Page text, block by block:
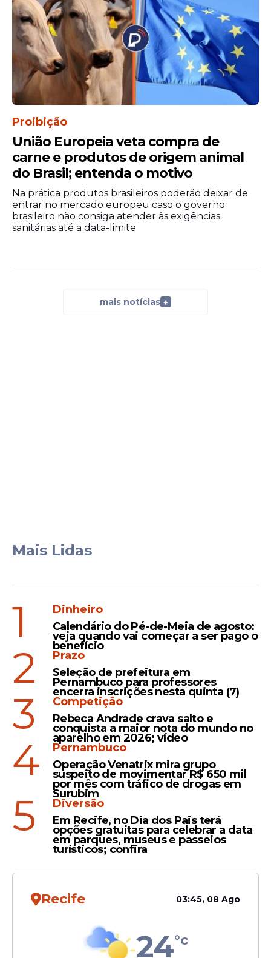
Proibição
União Europeia veta compra de
carne e produtos de origem animal
do Brasil; entenda o motivo
Na prática produtos brasileiros poderão deixar de
entrar no mercado europeu caso o governo
brasileiro não consiga atender às exigências
sanitárias até a data-limite
mais notícias +
Mais Lidas
1
Dinheiro
Calendário do Pé-de-Meia de agosto:
veja quando vai começar a ser pago o
benefício
2
Prazo
Seleção de prefeitura em
Pernambuco para professores
encerra inscrições nesta quinta (7)
3
Competição
Rebeca Andrade crava salto e
conquista a maior nota do mundo no
aparelho em 2026; vídeo
4
Pernambuco
Operação Venatrix mira grupo
suspeito de movimentar R$ 650 mil
por mês com tráfico de drogas em
Surubim
5
Diversão
Em Recife, no Dia dos Pais terá
opções gratuitas para celebrar a data
em parques, museus e passeios
turísticos; confira
Recife 03:45, 08 Ago
24°c